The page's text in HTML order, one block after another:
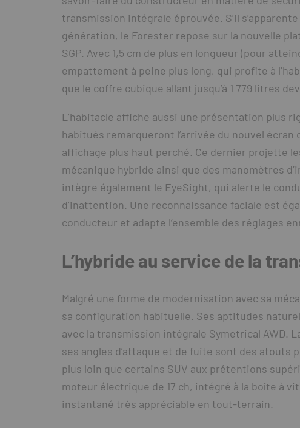
transmission intégrale éprouvée. S’il
génération, le Forester repose sur la nouvelle
SGP. Avec 1,5 cm de plus en longueur (pour
empattement à peine plus long, qui profite à
que le coffre cubique allant jusqu’à 1 779 litres
L’habitacle affiche aussi une présentation plus
habitués remarqueront l’arrivée du nouvel
affichage plus haut perché. Ce dernier projette
mécanique hybride ainsi que des manomètres
intègre également le EyeSight, qui alerte le
d’inattention. Une reconnaissance faciale est
conducteur et adapte l’ensemble des réglages
L’hybride au service de la
Malgré une forme de modernisation avec sa
sa configuration habituelle. Ses aptitudes
avec la transmission intégrale Symetrical AWD.
ses angles d’attaque et de fuite sont des atouts
plus loin que certains SUV aux prétentions
moteur électrique de 17 ch, intégré à la boîte à
instantané très appréciable en tout-terrain.